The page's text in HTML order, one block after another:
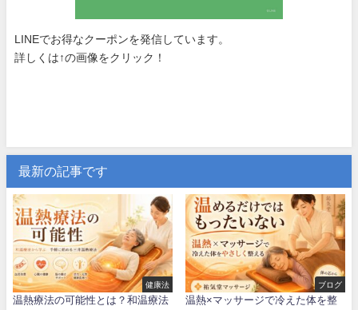
LINEでお得なクーポンを発信しています。
詳しくは↑の画像をクリック！
最新の記事です
健康法
温熱療法の可能性とは？和温療法
ブログ
温熱×マッサージで冷えた体を整